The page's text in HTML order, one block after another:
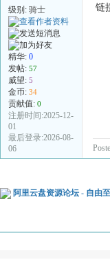
级别: 骑士
精华: 0
发帖: 57
威望: 5
金币: 34
贡献值: 0
注册时间:2025-12-
01
最后登录:2026-08-
06
链
阿里云盘资源论坛 - 自由